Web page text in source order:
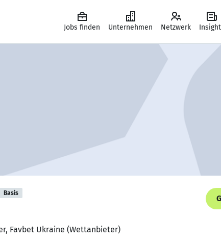
Jobs finden Unternehmen Netzwerk
Basis
Favbet Ukraine (Wettanbieter)